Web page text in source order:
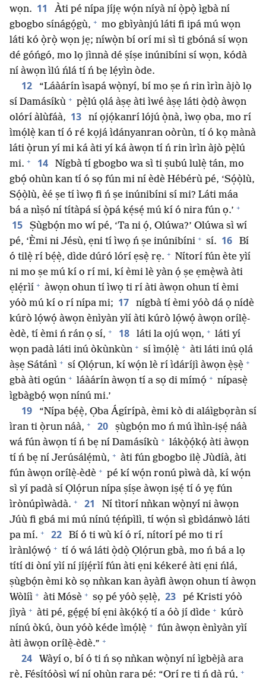
wọn. 11
Àti pé nípa jíjẹ wọ́n níyà ní ọ̀pọ̀ ìgbà ní
gbogbo sínágọ́gù, + mo gbìyànjú láti fi ipá mú wọn
láti kó ọ̀rọ̀ wọn jẹ; níwọ̀n bí orí mi sì ti gbóná sí wọn
dé góńgó, mo lọ jìnnà dé ṣíṣe inúnibíni sí wọn, kódà
ní àwọn ìlú ńlá tí ń bẹ lẹ́yìn òde.
12
“Láàárín ìsapá wọ̀nyí, bí mo ṣe ń rin ìrìn àjò lọ
sí Damásíkù + pẹ̀lú ọlá àṣẹ àti ìwé àṣẹ láti ọ̀dọ̀ àwọn
olórí àlùfáà, 13
ní ọjọ́kanrí lójú ọ̀nà, ìwọ ọba, mo rí
ìmọ́lẹ̀ kan tí ó ré kọjá ìdányanran oòrùn, tí ó kọ mànà
láti ọ̀run yí mi ká àti yí ká àwọn tí ń rin ìrìn àjò pẹ̀lú
mi. + 14
Nígbà tí gbogbo wa sì ti ṣubú lulẹ̀ tán, mo
gbọ́ ohùn kan tí ó sọ fún mi ní èdè Hébérù pé, ‘Sọ́ọ̀lù,
Sọ́ọ̀lù, èé ṣe tí ìwọ fi ń ṣe inúnibíni sí mi? Láti máa
bá a nìṣó ní títàpá sí ọ̀pá kẹ́sẹ́ mú kí ó nira fún ọ.’ +
15
Ṣùgbọ́n mo wí pé, ‘Ta ni ọ́, Olúwa?’ Olúwa sì wí
pé, ‘Èmi ni Jésù, ẹni tí ìwọ ń ṣe inúnibíni + sí. 16
Bí
ó tilẹ̀ rí bẹ́ẹ̀, dìde dúró lórí ẹsẹ̀ rẹ. + Nítorí fún ète yìí
ni mo ṣe mú kí o rí mi, kí èmi lè yàn ọ́ ṣe ẹmẹ̀wà àti
ẹlẹ́rìí + àwọn ohun tí ìwọ ti rí àti àwọn ohun tí èmi
yóò mú kí o rí nípa mi; 17
nígbà tí èmi yóò dá ọ nídè
kúrò lọ́wọ́ àwọn ènìyàn yìí àti kúrò lọ́wọ́ àwọn orílẹ̀-
èdè, tí èmi ń rán ọ sí, + 18 láti la ojú wọn, + láti yí
wọn padà láti inú òkùnkùn + sí ìmọ́lẹ̀ + àti láti inú ọlá
àṣẹ Sátánì + sí Ọlọ́run, kí wọ́n lè rí ìdáríjì àwọn ẹ̀ṣẹ̀ +
gbà àti ogún + láàárín àwọn tí a sọ di mímọ́ + nípasẹ̀
ìgbàgbọ́ wọn nínú mi.’
19
“Nípa bẹ́ẹ̀, Ọba Ágírípà, èmi kò di aláìgbọràn sí
ìran ti ọ̀run náà, + 20
ṣùgbọ́n mo ń mú ìhìn-iṣẹ́ náà
wá fún àwọn tí ń bẹ ní Damásíkù + lákọ̀ọ́kọ́ àti àwọn
tí ń bẹ ní Jerúsálẹ́mù, + àti fún gbogbo ilẹ̀ Jùdíà, àti
fún àwọn orílẹ̀-èdè + pé kí wọ́n ronú pìwà dà, kí wọ́n
sì yí padà sí Ọlọ́run nípa ṣíṣe àwọn iṣẹ́ tí ó yẹ fún
ìrònúpìwàdà. + 21
Ní tìtorí nǹkan wọ̀nyí ni àwọn
Júù fi gbá mi mú nínú tẹ́ńpìlì, tí wọ́n sì gbìdánwò láti
pa mí. + 22
Bí ó ti wù kí ó rí, nítorí pé mo ti rí
ìrànlọ́wọ́ + tí ó wá láti ọ̀dọ̀ Ọlọ́run gbà, mo ń bá a lọ
títí di òní yìí ní jíjẹ́rìí fún àti ẹni kékeré àti ẹni ńlá,
ṣùgbọ́n èmi kò sọ nǹkan kan àyàfi àwọn ohun tí àwọn
Wòlíì + àti Mósè + sọ pé yóò ṣẹlẹ̀, 23
pé Kristi yóò
jìyà + àti pé, gẹ́gẹ́ bí ẹni àkọ́kọ́ tí a óò jí dìde + kúrò
nínú òkú, òun yóò kéde ìmọ́lẹ̀ + fún àwọn ènìyàn yìí
àti àwọn orílẹ̀-èdè.” +
24
Wàyí o, bí ó ti ń sọ nǹkan wọ̀nyí ní ìgbèjà ara
rẹ̀, Fẹ́sítọ́ọ̀sì wí ní ohùn rara pé: “Orí rẹ ti ń dà rú, +